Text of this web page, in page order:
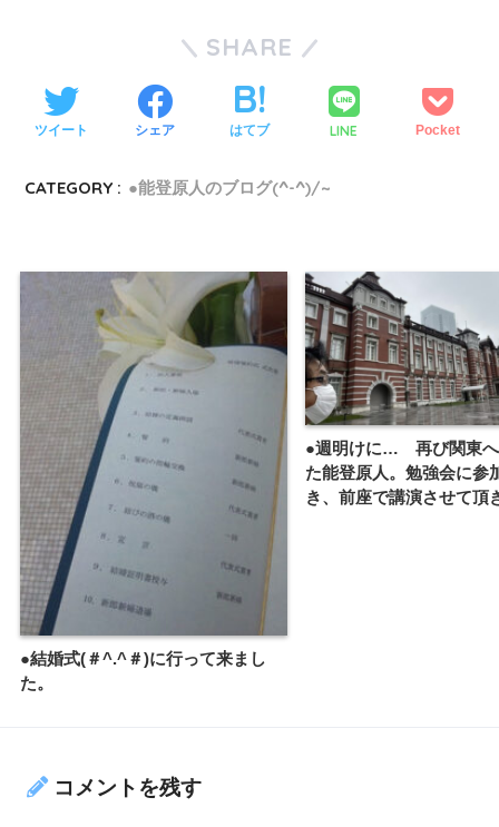
SHARE
ツイート シェア はてブ LINE Pocket
CATEGORY : ●能登原人のブログ(^-^)/~
●結婚式(＃^.^＃)に行って来まし
た。
●週明けに… 再び関東へ
た能登原人。勉強会に参
き、前座で講演させて頂
コメントを残す